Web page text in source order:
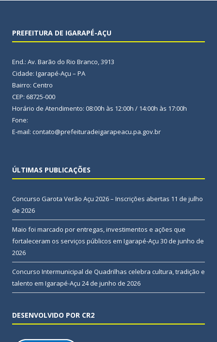
PREFEITURA DE IGARAPÉ-AÇU
End.: Av. Barão do Rio Branco, 3913
Cidade: Igarapé-Açu – PA
Bairro: Centro
CEP: 68725-000
Horário de Atendimento: 08:00h às 12:00h / 14:00h às 17:00h
Fone:
E-mail: contato@prefeituradeigarapeacu.pa.gov.br
ÚLTIMAS PUBLICAÇÕES
Concurso Garota Verão Açu 2026 – Inscrições abertas 11 de julho
de 2026
Maio foi marcado por entregas, investimentos e ações que
fortaleceram os serviços públicos em Igarapé-Açu 30 de junho de
2026
Concurso Intermunicipal de Quadrilhas celebra cultura, tradição e
talento em Igarapé-Açu 24 de junho de 2026
DESENVOLVIDO POR CR2